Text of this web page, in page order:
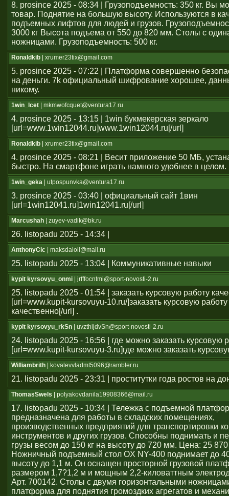
8. prosince 2025 - 08:34 | Грузоподъемность: 350 кг. Вы
товар. Поднятие на большую высоту. Используются в
подъемных лифтов для людей и грузов.
3000 кг Высота подъема от 550 до 820 мм. Столы с
ножницами. Грузоподъемность: 500 кг.
Ronaldkib | xrumer23tix@gmail.com
5. prosince 2025 - 07:22 | Платформа совершенно
на деньги. 7k официальный шифрование хорошее,
никому.
1win_lcet | mkmwofcquet@ventura17.ru
4. prosince 2025 - 13:15 | 1win букмекерская зеркало
[url=www.1win12044.ru]www.1win12044.ru[/url]
Ronaldkib | xrumer23tix@gmail.com
4. prosince 2025 - 08:21 | Весит приложение 50 МБ,
быстро. На смартфоне играть намного удобнее в целом.
1win_geka | utpospunvka@ventura17.ru
3. prosince 2025 - 03:40 | официальный сайт 1вин
[url=1win12041.ru]1win12041.ru[/url]
Marcushah | zuyev-vadik@bk.ru
26. listopadu 2025 - 14:34 |
AnthonyCic | maksdaloli@mail.ru
25. listopadu 2025 - 13:04 | Коммуникативные навыки
kypit kyrsovyu_onmi | jrfffocntmi@sport-novosti-2.ru
25. listopadu 2025 - 01:54 | заказать курсовую работу
[url=www.kupit-kursovuyu-10.ru/]заказать курсовую работу
качественно[/url] .
kypit kyrsovyu_rkSn | uvzthijdvSn@sport-novosti-2.ru
24. listopadu 2025 - 16:56 | где можно заказать курсовую
[url=www.kupit-kursovuyu-3.ru]где можно заказать
Williambrith | kovalevvladmt5096@rambler.ru
21. listopadu 2025 - 23:31 | проститутки года ростов на
ThomasSwels | polyakovdanila19908366@mail.ru
17. listopadu 2025 - 10:34 | Тележка с подъемной
предназначена для работы в складских помещениях,
производственных предприятий для транспортировки
инструментов и других грузов. Способны поднимать и
грузы весом до 150 кг на высоту до 720 мм. Цена: 25
Ножничный подъемный стол OX NY-400 поднимает до
высоту до 1,1 м. Он оснащен просторной грузовой
размером 1,7?1,2 м и мощным 2,2-киловаттным
Арт. 700142. Столы с двумя горизонтальными
платформа для поднятия громоздких агрегатов и